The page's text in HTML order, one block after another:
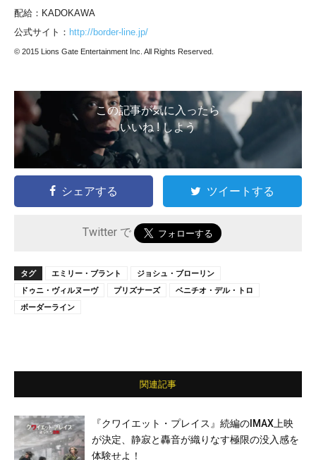
配給：KADOKAWA
公式サイト： http://border-line.jp/
© 2015 Lions Gate Entertainment Inc. All Rights Reserved.
この記事が気に入ったら
いいね ! しよう
シェアする ツイートする
Twitter で
タグ エミリー・ブラント
ジョシュ・ブローリン
ドゥニ・ヴィルヌーヴ
プリズナーズ
ベニチオ・デル・トロ
ボーダーライン
関連記事
『クワイエット・プレイス』続編のIMAX上映
が決定、静寂と轟音が織りなす極限の没入感を
体験せよ！